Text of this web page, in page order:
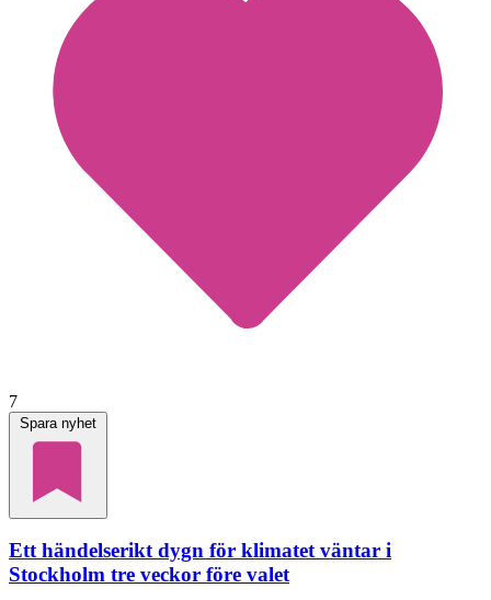
7
Spara nyhet
Ett händelserikt dygn för klimatet väntar i
Stockholm tre veckor före valet